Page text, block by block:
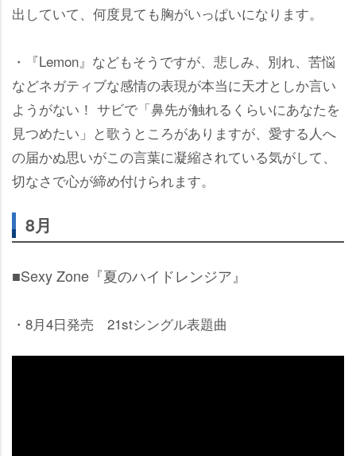
出していて、何度見ても胸がいっぱいになります。
・『Lemon』などもそうですが、悲しみ、別れ、苦悩
などネガティブな感情の表現が本当に天才としか言い
ようがない！ サビで「鼻先が触れるくらいにあなたを
見つめたい」と歌うところがありますが、愛する人へ
の届かぬ思いがこの言葉に凝縮されている気がして、
切なさで心が締め付けられます。
8月
■Sexy Zone『夏のハイドレンジア』
・8月4日発売 21stシングル表題曲